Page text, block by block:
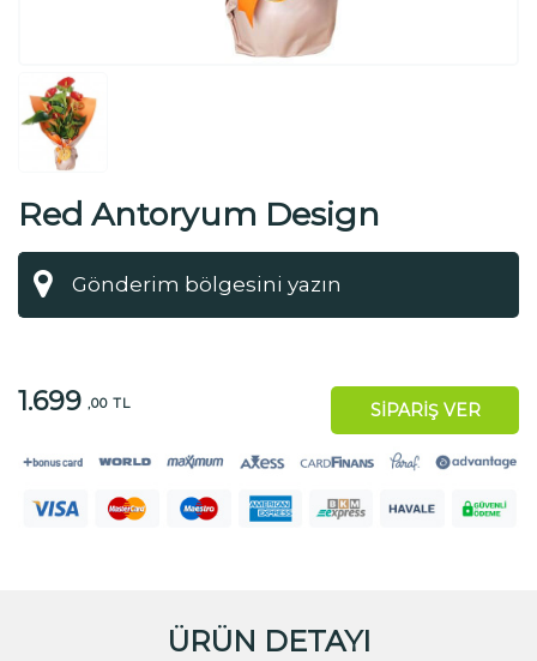
Red Antoryum Design
1.699 ,00 TL SİPARİŞ VER
ÜRÜN DETAYI